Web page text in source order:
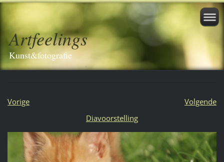
Artfeelings
Kunst&fotografie
Vorige
Volgende
Diavoorstelling